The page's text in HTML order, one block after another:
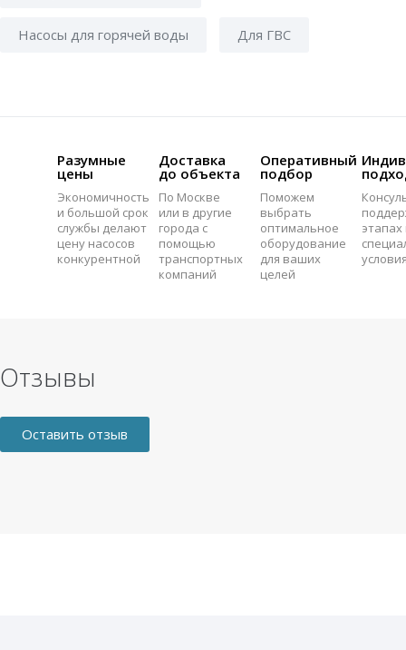
Насосы для горячей воды Для ГВС
Разумные
цены
Экономичность
и большой срок
службы делают
цену насосов
конкурентной
Доставка
до объекта
По Москве
или в другие
города с
помощью
транспортных
компаний
Оперативный
подбор
Поможем
выбрать
оптимальное
оборудование
для ваших
целей
этапах
Отзывы
Оставить отзыв